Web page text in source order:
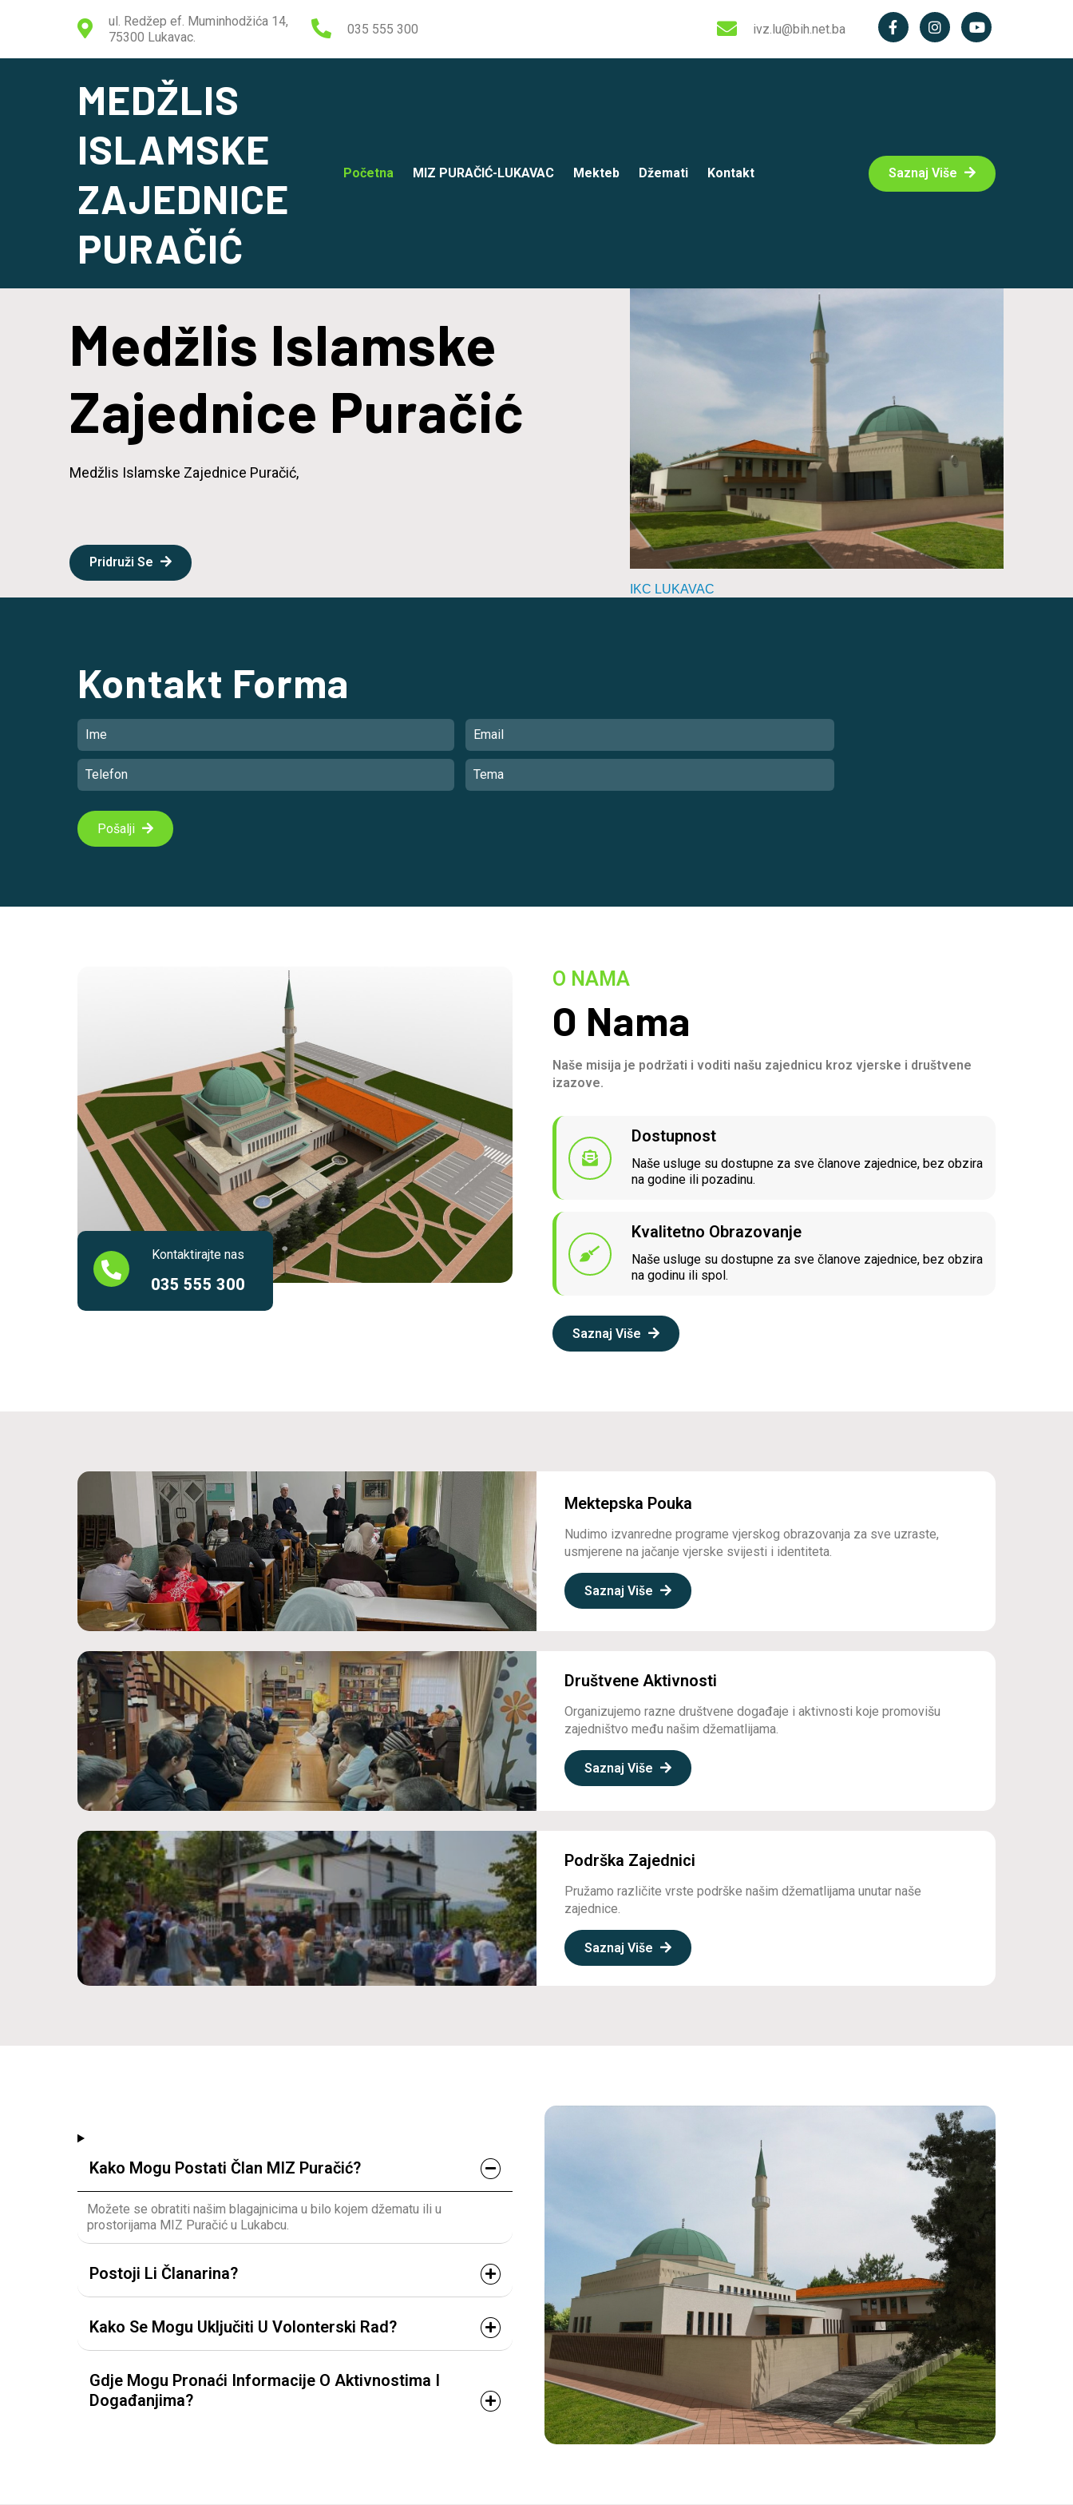
ul. Redžep ef. Muminhodžića 14,
75300 Lukavac.
035 555 300 ivz.lu@bih.net.ba
MEDŽLIS
ISLAMSKE
ZAJEDNICE
PURAČIĆ
Početna MIZ PURAČIĆ-LUKAVAC Mekteb Džemati Kontakt Saznaj Više
Medžlis Islamske
Zajednice Puračić
Medžlis Islamske Zajednice Puračić,
Pridruži Se
IKC LUKAVAC
Kontakt Forma
Pošalji
Kontaktirajte nas
035 555 300
O NAMA
O Nama
Naše misija je podržati i voditi našu zajednicu kroz vjerske i društvene
izazove.
Dostupnost
Naše usluge su dostupne za sve članove zajednice, bez obzira
na godine ili pozadinu.
Kvalitetno Obrazovanje
Naše usluge su dostupne za sve članove zajednice, bez obzira
na godinu ili spol.
Saznaj Više
Mektepska Pouka
Nudimo izvanredne programe vjerskog obrazovanja za sve uzraste,
usmjerene na jačanje vjerske svijesti i identiteta.
Saznaj Više
Društvene Aktivnosti
Organizujemo razne društvene događaje i aktivnosti koje promovišu
zajedništvo među našim džematlijama.
Saznaj Više
Podrška Zajednici
Pružamo različite vrste podrške našim džematlijama unutar naše
zajednice.
Saznaj Više
Kako Mogu Postati Član MIZ Puračić?
Možete se obratiti našim blagajnicima u bilo kojem džematu ili u
prostorijama MIZ Puračić u Lukabcu.
Postoji Li Članarina?
Kako Se Mogu Uključiti U Volonterski Rad?
Gdje Mogu Pronaći Informacije O Aktivnostima I
Događanjima?